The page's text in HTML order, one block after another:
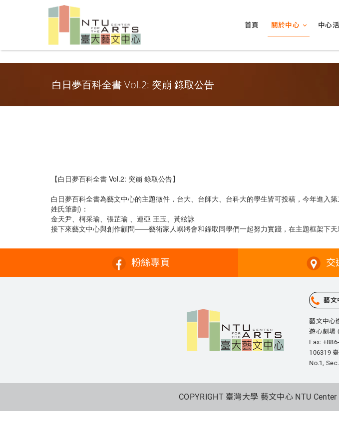
首頁 關於中心 中心
白日夢百科全書 Vol.2: 突崩 錄取公告
【白日夢百科全書 Vol.2: 突崩 錄取公告】
白日夢百科全書為藝文中心的主題徵件，台大、台師大、台科大的學生皆可投稿，今年進
姓氏筆劃)：
金天尹、柯采瑜、張芷瑜 、連亞 王玉、黃絃詠
接下來藝文中心與創作顧問——藝術家人嶼將會和錄取同學們一起努力實踐，在主題框架下天
粉絲專頁 交
藝文
藝文中心
遊心劇場
Fax:
106319
No.1,
COPYRIGHT 臺灣大學 藝文中心 NTU